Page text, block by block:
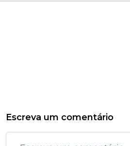
Escreva um comentário